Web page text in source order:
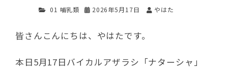
01 哺乳類 2026年5月17日 やはた
皆さんこんにちは、やはたです。
本日5月17日バイカルアザラシ「ナターシャ」